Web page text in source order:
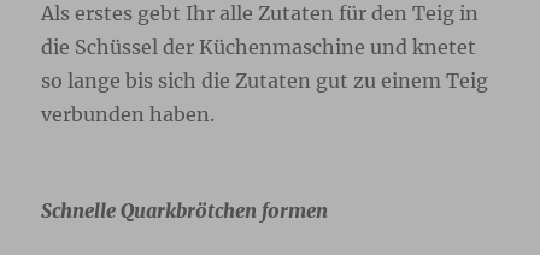
Als erstes gebt Ihr alle Zutaten für den Teig in
die Schüssel der Küchenmaschine und knetet
so lange bis sich die Zutaten gut zu einem Teig
verbunden haben.
Schnelle Quarkbrötchen formen